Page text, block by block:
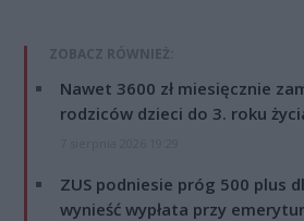
ZOBACZ RÓWNIEŻ:
Nawet 3600 zł miesięcznie
rodziców dzieci do 3. roku
ZUS podniesie próg 500 plus
wynieść wypłata przy